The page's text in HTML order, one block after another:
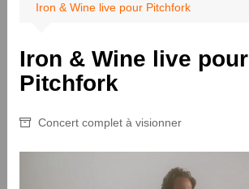
Iron & Wine live pour Pitchfork
Iron & Wine live pour
Pitchfork
Concert complet à visionner